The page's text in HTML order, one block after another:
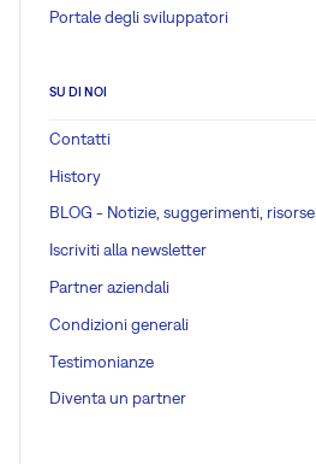
Portale degli sviluppatori
SU DI NOI
Contatti
History
BLOG - Notizie, suggerimenti, risorse
Iscriviti alla newsletter
Partner aziendali
Condizioni generali
Testimonianze
Diventa un partner